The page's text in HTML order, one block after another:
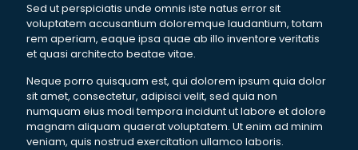
Sed ut perspiciatis unde omnis iste natus error sit
voluptatem accusantium doloremque laudantium, totam
rem aperiam, eaque ipsa quae ab illo inventore veritatis
et quasi architecto beatae vitae.
Neque porro quisquam est, qui dolorem ipsum quia dolor
sit amet, consectetur, adipisci velit, sed quia non
numquam eius modi tempora incidunt ut labore et dolore
magnam aliquam quaerat voluptatem. Ut enim ad minim
veniam, quis nostrud exercitation ullamco laboris.